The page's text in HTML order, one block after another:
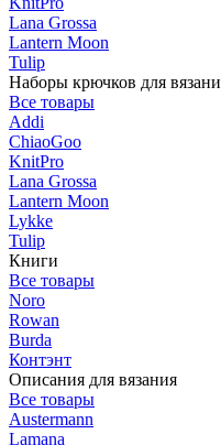
Lana Grossa
Lantern Moon
Tulip
Наборы крючков для
Все товары
Addi
ChiaoGoo
KnitPro
Lana Grossa
Lantern Moon
Lykke
Tulip
Книги
Все товары
Noro
Rowan
Burda
Контэнт
Описания для вязания
Все товары
Austermann
Lamana